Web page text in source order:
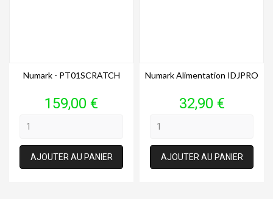
Numark - PT01SCRATCH
Prix
159,00 €
AJOUTER AU PANIER
Numark Alimentation IDJPRO
Prix
32,90 €
AJOUTER AU PANIER